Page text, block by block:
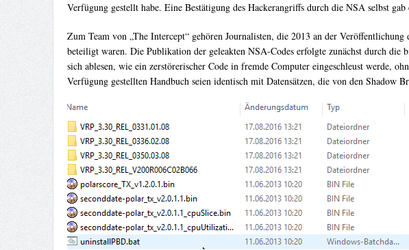
Verfügung gestellt habe. Eine Bestätigung des Hackerangriffs durch die NSA selbst gab
Zum Team von „The Intercept“ gehören Journalisten, die 2013 an der
beteiligt waren. Die Publikation der geleakten NSA-Codes erfolgte zunächst durch die
sich ablesen, wie ein zerstörerischer Code in fremde Computer eingeschleust werde,
Verfügung gestellten Handbuch seien identisch mit Datensätzen, die von den Shadow